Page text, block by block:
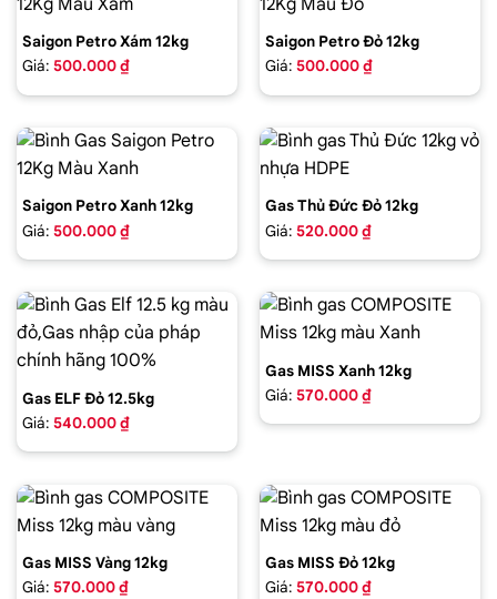
Saigon Petro Xám 12kg
Giá: 500.000 ₫
Saigon Petro Đỏ 12kg
Giá: 500.000 ₫
Saigon Petro Xanh 12kg
Giá: 500.000 ₫
Gas Thủ Đức Đỏ 12kg
Giá: 520.000 ₫
Gas ELF Đỏ 12.5kg
Giá: 540.000 ₫
Gas MISS Xanh 12kg
Giá: 570.000 ₫
Gas MISS Vàng 12kg
Giá: 570.000 ₫
Gas MISS Đỏ 12kg
Giá: 570.000 ₫